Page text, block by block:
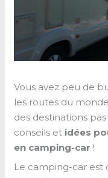
Vous avez peu de
les routes du
des destinations
conseils et idées
en camping-car !
Le camping-car est